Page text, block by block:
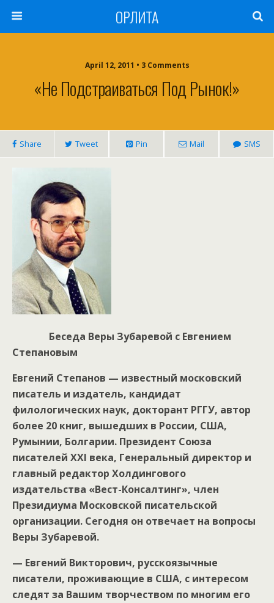
ОРЛИТА
April 12, 2011 • 3 Comments
«Не Подстраиваться Под Рынок!»
Share Tweet Pin Mail SMS
Беседа Веры Зубаревой с Евгением
Степановым
Евгений Степанов — известный московский
писатель и издатель, кандидат
филологических наук, докторант РГГУ, автор
более 20 книг, вышедших в России, США,
Румынии, Болгарии. Президент Союза
писателей ХХI века, Генеральный директор и
главный редактор Холдингового
издательства «Вест-Консалтинг», член
Президиума Московской писательской
организации. Сегодня он отвечает на вопросы
Веры Зубаревой.
— Евгений Викторович, русскоязычные
писатели, проживающие в США, с интересом
следят за Вашим творчеством по многим его